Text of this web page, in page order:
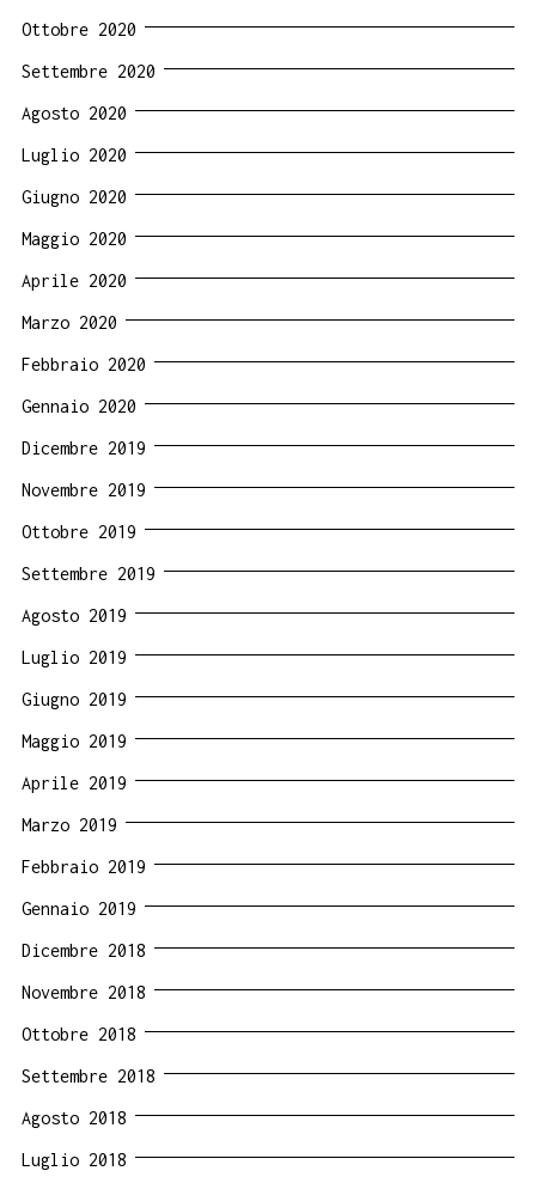
Ottobre 2020
Settembre 2020
Agosto 2020
Luglio 2020
Giugno 2020
Maggio 2020
Aprile 2020
Marzo 2020
Febbraio 2020
Gennaio 2020
Dicembre 2019
Novembre 2019
Ottobre 2019
Settembre 2019
Agosto 2019
Luglio 2019
Giugno 2019
Maggio 2019
Aprile 2019
Marzo 2019
Febbraio 2019
Gennaio 2019
Dicembre 2018
Novembre 2018
Ottobre 2018
Settembre 2018
Agosto 2018
Luglio 2018